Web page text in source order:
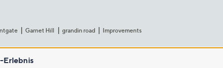
Garnet Hill grandin road Improvements
Erlebnis